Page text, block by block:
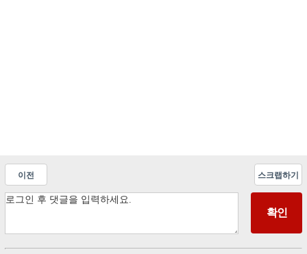
이전 스크랩하기